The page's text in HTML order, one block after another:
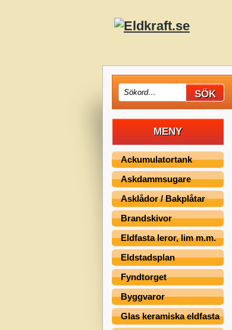
MENY
Ackumulatortank
Askdammsugare
Asklådor / Bakplåtar
Brandskivor
Eldfasta leror, lim m.m.
Eldstadsplan
Fyndtorget
Byggvaror
Glas keramiska eldfasta